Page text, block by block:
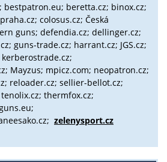
bestpatron.eu; beretta.cz; binox.cz;
colosus.cz; Česká
guns; defendia.cz; dellinger.cz;
guns-trade.cz; harrant.cz; JGS.cz;
kerberostrade.cz;
Mayzus; mpicz.com; neopatron.cz;
reloader.cz; sellier-bellot.cz;
thermfox.cz;
zelenysport.cz